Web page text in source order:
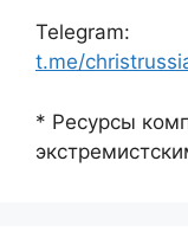
Telegram:
t.me/
* Ресурсы